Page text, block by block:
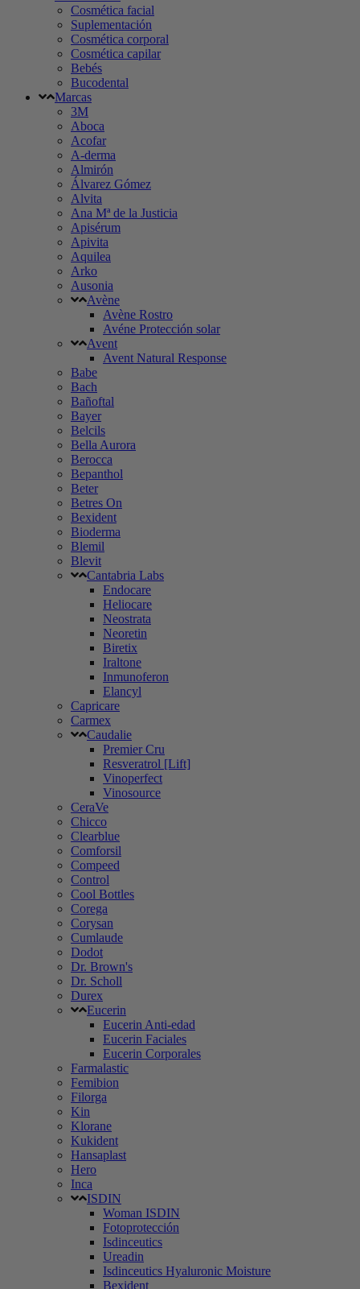
Cosmética facial
Suplementación
Cosmética corporal
Cosmética capilar
Bebés
Bucodental
Marcas
3M
Aboca
Acofar
A-derma
Almirón
Álvarez Gómez
Alvita
Ana Mª de la Justicia
Apisérum
Apivita
Aquilea
Arko
Ausonia
Avène
Avène Rostro
Avéne Protección solar
Avent
Avent Natural Response
Babe
Bach
Bañoftal
Bayer
Belcils
Bella Aurora
Berocca
Bepanthol
Beter
Betres On
Bexident
Bioderma
Blemil
Blevit
Cantabria Labs
Endocare
Heliocare
Neostrata
Neoretin
Biretix
Iraltone
Inmunoferon
Elancyl
Capricare
Carmex
Caudalie
Premier Cru
Resveratrol [Lift]
Vinoperfect
Vinosource
CeraVe
Chicco
Clearblue
Comforsil
Compeed
Control
Cool Bottles
Corega
Corysan
Cumlaude
Dodot
Dr. Brown's
Dr. Scholl
Durex
Eucerin
Eucerin Anti-edad
Eucerin Faciales
Eucerin Corporales
Farmalastic
Femibion
Filorga
Kin
Klorane
Kukident
Hansaplast
Hero
Inca
ISDIN
Woman ISDIN
Fotoprotección
Isdinceutics
Ureadin
Isdinceutics Hyaluronic Moisture
Bexident